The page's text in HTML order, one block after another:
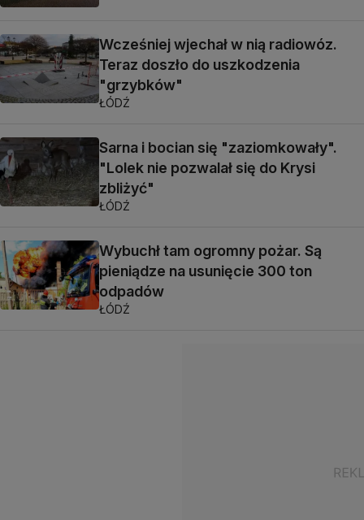
Wcześniej wjechał w nią radiowóz.
Teraz doszło do uszkodzenia
"grzybków"
ŁÓDŹ
Sarna i bocian się "zaziomkowały".
"Lolek nie pozwalał się do Krysi
zbliżyć"
ŁÓDŹ
Wybuchł tam ogromny pożar. Są
pieniądze na usunięcie 300 ton
odpadów
ŁÓDŹ